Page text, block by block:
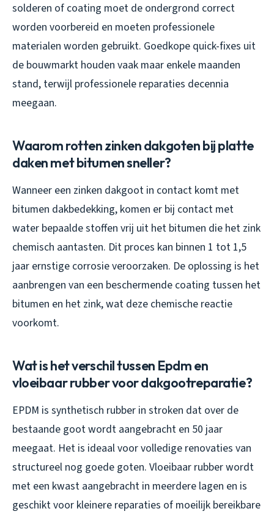
solderen of coating moet de ondergrond correct
worden voorbereid en moeten professionele
materialen worden gebruikt. Goedkope quick-fixes uit
de bouwmarkt houden vaak maar enkele maanden
stand, terwijl professionele reparaties decennia
meegaan.
Waarom rotten zinken dakgoten bij platte
daken met bitumen sneller?
Wanneer een zinken dakgoot in contact komt met
bitumen dakbedekking, komen er bij contact met
water bepaalde stoffen vrij uit het bitumen die het zink
chemisch aantasten. Dit proces kan binnen 1 tot 1,5
jaar ernstige corrosie veroorzaken. De oplossing is het
aanbrengen van een beschermende coating tussen het
bitumen en het zink, wat deze chemische reactie
voorkomt.
Wat is het verschil tussen Epdm en
vloeibaar rubber voor dakgootreparatie?
EPDM is synthetisch rubber in stroken dat over de
bestaande goot wordt aangebracht en 50 jaar
meegaat. Het is ideaal voor volledige renovaties van
structureel nog goede goten. Vloeibaar rubber wordt
met een kwast aangebracht in meerdere lagen en is
geschikt voor kleinere reparaties of moeilijk bereikbare